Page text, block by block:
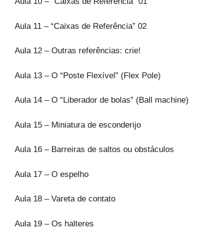
Aula 11 – “Caixas de Referência” 02
Aula 12 – Outras referências: crie!
Aula 13 – O “Poste Flexível” (Flex Pole)
Aula 14 – O “Liberador de bolas” (Ball machine)
Aula 15 – Miniatura de esconderijo
Aula 16 – Barreiras de saltos ou obstáculos
Aula 17 – O espelho
Aula 18 – Vareta de contato
Aula 19 – Os halteres